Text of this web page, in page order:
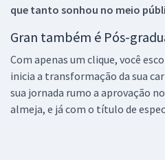
que tanto sonhou no meio
Gran também é Pós-
Com apenas um clique, você
inicia a transformação da sua
sua jornada rumo a aprovação
almeja, e já com o título de